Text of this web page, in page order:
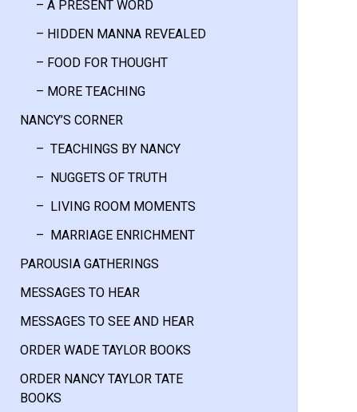
– A PRESENT WORD
– HIDDEN MANNA REVEALED
– FOOD FOR THOUGHT
– MORE TEACHING
NANCY’S CORNER
– TEACHINGS BY NANCY
– NUGGETS OF TRUTH
– LIVING ROOM MOMENTS
– MARRIAGE ENRICHMENT
PAROUSIA GATHERINGS
MESSAGES TO HEAR
MESSAGES TO SEE AND HEAR
ORDER WADE TAYLOR BOOKS
ORDER NANCY TAYLOR TATE
BOOKS